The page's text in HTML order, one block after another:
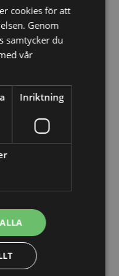
öppnar för
vinna
nya kurser
belopp
cookies för att
Genom
samtycker du
vår
Inriktning